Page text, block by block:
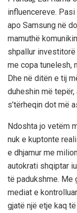
influencereve.
apo Samsung në
mamuthë
shpallur
me copa tunelesh,
Dhe në ditën e tij
duheshin më
s’tërheqin dot më
Ndoshta jo vetëm
nuk e kuptonte
e dhjamur me
autokrati shqiptar
të padukshme. Me
mediat e
gjatë një etje kaq